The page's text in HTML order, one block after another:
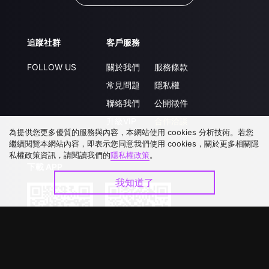
追蹤社群
FOLLOW US
客戶服務
關於我們
常見問題
聯絡我們
服務條款
隱私權
公開徵件
為提供您更多優質的服務與內容，本網站使用 cookies 分析技術。若您
繼續閱覽本網站內容，即表示您同意我們使用 cookies，關於更多相關隱
私權政策資訊，請閱讀我們的隱私權政策。
我知道了